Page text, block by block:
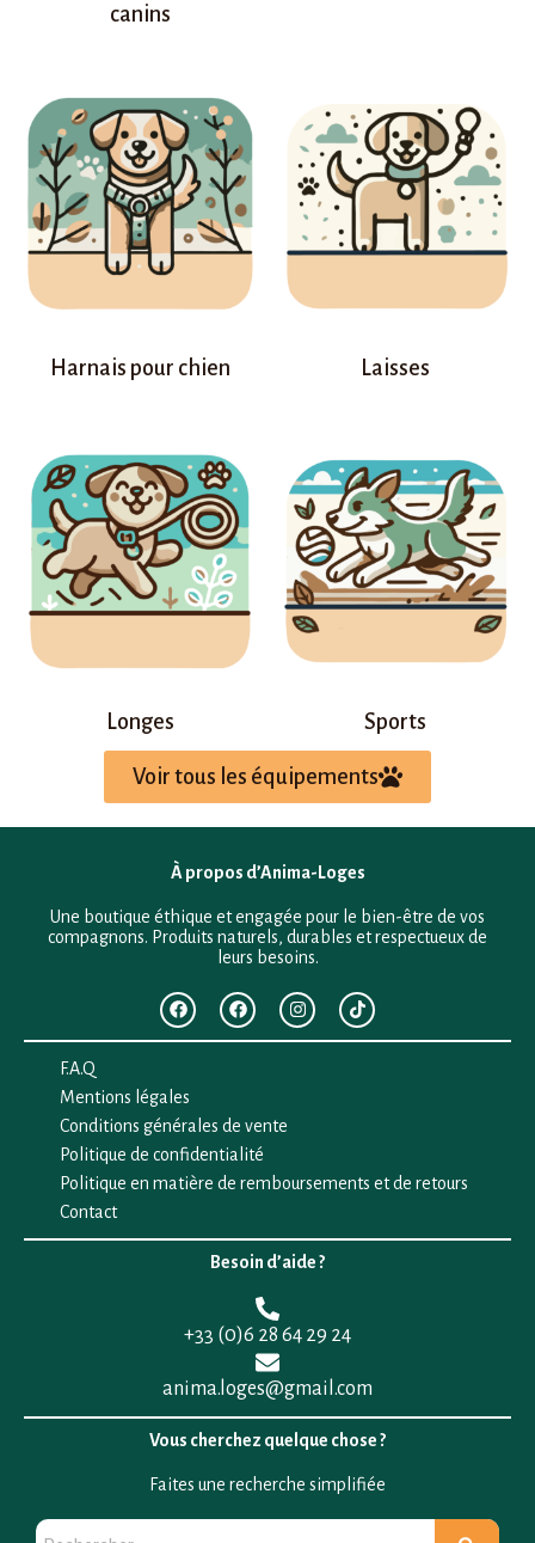
canins
Harnais pour chien Laisses
Longes Sports
Voir tous les équipements
À propos d’Anima-Loges
Une boutique éthique et engagée pour le bien-être de vos
compagnons. Produits naturels, durables et respectueux de
leurs besoins.
F.A.Q
Mentions légales
Conditions générales de vente
Politique de confidentialité
Politique en matière de remboursements et de retours
Contact
Besoin d’aide ?
+33 (0)6 28 64 29 24
anima.loges@gmail.com
Vous cherchez quelque chose ?
Faites une recherche simplifiée